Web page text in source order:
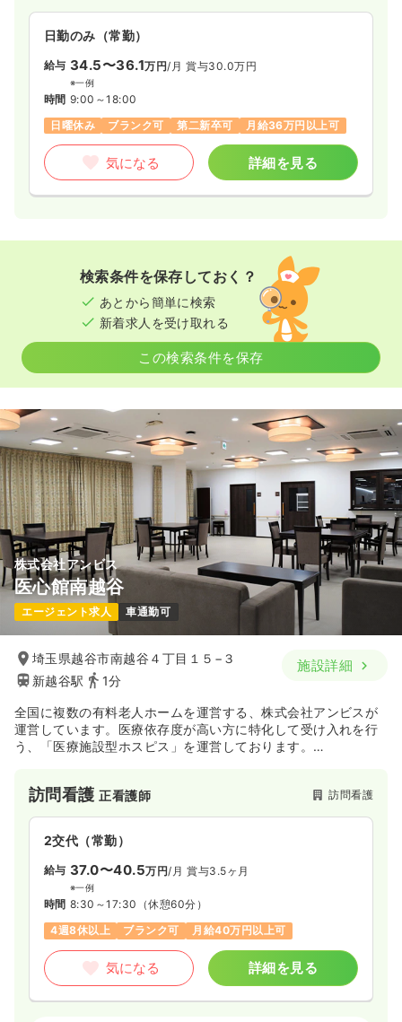
日勤のみ（常勤）
給与 34.5〜36.1万円/月 賞与30.0万円
※一例
時間 9:00～18:00
日曜休み
ブランク可 第二新卒可 月給36万円以上可
気になる 詳細を見る
検索条件を保存しておく？
あとから簡単に検索
新着求人を受け取れる
この検索条件を保存
株式会社アンビス
医心館南越谷
エージェント求人 車通勤可
埼玉県越谷市南越谷４丁目１５−３
新越谷駅
1分
施設詳細
全国に複数の有料老人ホームを運営する、株式会社アンビスが
運営しています。医療依存度が高い方に特化して受け入れを行
う、「医療施設型ホスピス」を運営しております。
ている方、神経変性疾患など特定疾患の方、入退院を繰り返さ
ざるを得ない方やお看取り対応の方などを積極的に受け入れら
れており、看護師・介護士による24時間365日の安心ケアを提
供されている有料老人ホームです。地域の医療機関や薬局、介
護事業所と積極的に連携し、地域医療における“シェアリング病
床”として機能しています。
訪問看護正看護師 訪問看護
2交代（常勤）
給与 37.0〜40.5万円/月 賞与3.5ヶ月
※一例
時間 8:30～17:30 （休憩60分）
4週8休以上
ブランク可 月給40万円以上可
気になる 詳細を見る